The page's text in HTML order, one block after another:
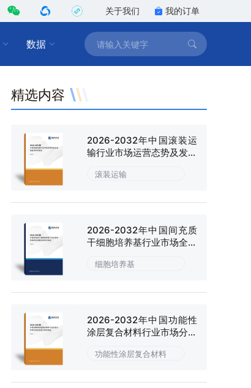
关于我们 我的订单
数据
精选内容
2026-2032年中国滚装运
输行业市场运营态势及发展
滚装运输
2026-2032年中国间充质
干细胞培养基行业市场全景
细胞培养基
2026-2032年中国功能性
涂层复合材料行业市场分析
功能性涂层复合材料